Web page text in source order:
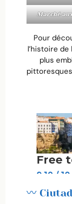
Marché
Pour
l’histoire
plus
〰️